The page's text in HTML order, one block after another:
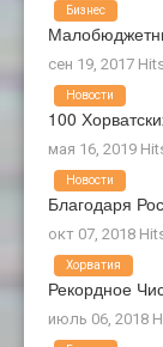
сен 19, 2017
Бизнес
100
мая 16, 2019
Новости
Благодаря
окт 07, 2018
Новости
Рекордное
июль 06, 2018
Хорватия